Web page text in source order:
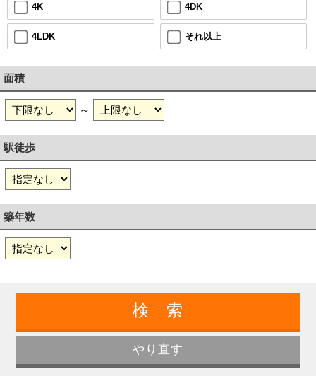
4K 4DK
4LDK それ以上
面積
～
駅徒歩
築年数